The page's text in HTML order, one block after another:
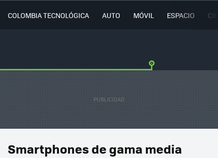
COLOMBIA TECNOLÓGICA AUTO MÓVIL ESPACIO
Smartphones de gama media